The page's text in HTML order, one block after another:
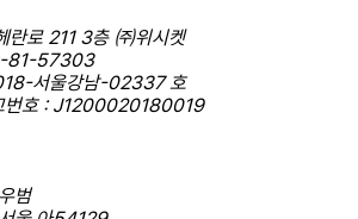
란로 211 3층 ㈜위시켓
81-57303
서울강남-02337 호
번호 : J1200020180019
범